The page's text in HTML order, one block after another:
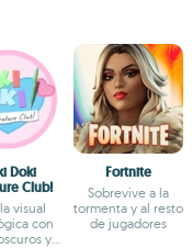
Doki
Club!
visual
con
y
Fortnite
Sobrevive a la
tormenta y al resto
de jugadores